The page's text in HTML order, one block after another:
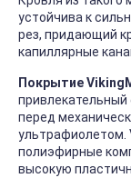
устойчива к
рез, придающий
капиллярные
Покрытие
перед
ультрафиолетом.
полиэфирные
высокую